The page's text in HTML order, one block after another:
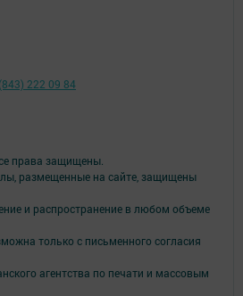
права защищены.
размещенные на сайте, защищены
и распространение в любом объеме
только с письменного согласия
агентства по печати и массовым
(843) 222 09 84